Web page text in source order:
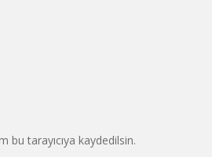
bu tarayıcıya kaydedilsin.